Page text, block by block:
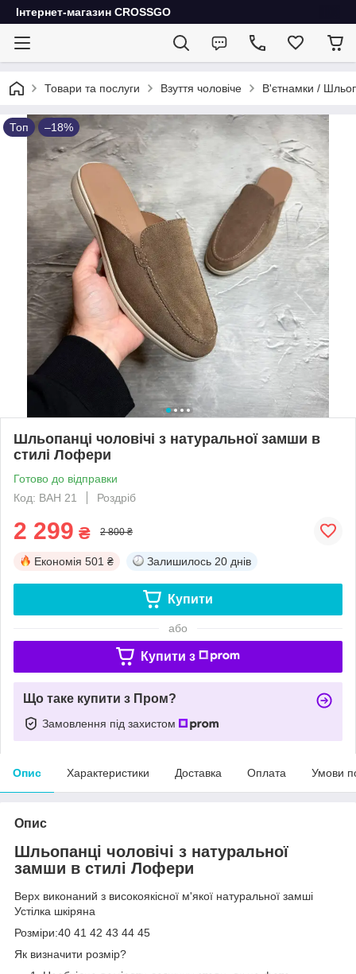
Інтернет-магазин CROSSGO
Товари та послуги Взуття чоловіче В'єтнамки /
Топ –18%
Шльопанці чоловічі з натуральної замши в
стилі Лофери
Готово до відправки
Код: ВАН 21
Роздріб
2 299 ₴ 2 800 ₴
Економія 501 ₴ Залишилось 20 днів
Купити
або
Купити з
Що таке купити з Пром?
Замовлення під захистом
Опис Характеристики Доставка Оплата Умови
Опис
Шльопанці чоловічі з натуральної
замши в стилі Лофери
Верх виконаний з високоякісної м'якої натуральної замші
Устілка шкіряна
Розміри:40 41 42 43 44 45
Як визначити розмір?